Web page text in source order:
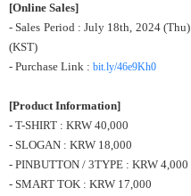
[Online Sales]
- Sales Period : July 18th, 2024
(KST)
- Purchase Link : bit.ly/46e9Kh0
[Product Information]
- T-SHIRT : KRW
- SLOGAN : KRW 18,000
- PINBUTTON / 3TYPE : KRW 4,000
- SMART TOK : KRW 17,000